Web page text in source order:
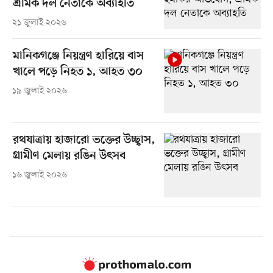
শ্রমিক দল নেতাকে অব্যাহতি
২১ জুলাই ২০২৬
মানিকগঞ্জে নিয়ন্ত্রণ হারিয়ে বাস
খালে পড়ে নিহত ১, আহত ৩০
১৯ জুলাই ২০২৬
রথযাত্রায় হাজারো ভক্তের উচ্ছ্বাস,
গ্রামীণ মেলায় রঙিন উৎসব
১৬ জুলাই ২০২৬